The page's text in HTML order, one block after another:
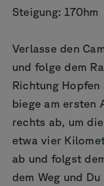
Steigung: 170hm
Verlasse den
und folge dem
Richtung Hopfen
biege am ersten
rechts ab, um
etwa vier
ab und folgst
dem Weg und